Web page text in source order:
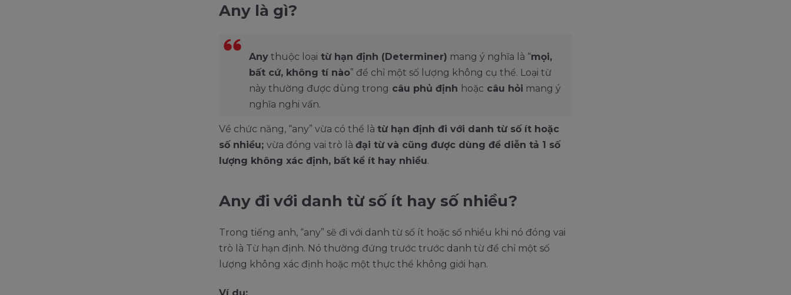
Any là gì?
Any thuộc loại từ hạn định (Determiner) mang ý nghĩa là “mọi,
bất cứ, không tí nào” để chỉ một số lượng không cụ thể. Loại từ
này thường được dùng trong câu phủ định hoặc câu hỏi mang ý
nghĩa nghi vấn.
Về chức năng, “any” vừa có thể là từ hạn định đi với danh từ số ít hoặc
số nhiều; vừa đóng vai trò là đại từ và cũng được dùng để diễn tả 1 số
lượng không xác định, bất kể ít hay nhiều.
Any đi với danh từ số ít hay số nhiều?
Trong tiếng anh, “any” sẽ đi với danh từ số ít hoặc số nhiều khi nó đóng vai
trò là Từ hạn định. Nó thường đứng trước trước danh từ để chỉ một số
lượng không xác định hoặc một thực thể không giới hạn.